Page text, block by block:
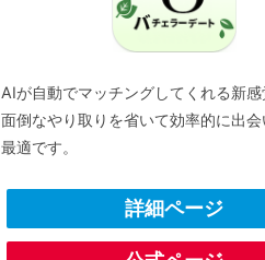
AIが自動でマッチングしてくれる新感
面倒なやり取りを省いて効率的に出会
最適です。
詳細ページ